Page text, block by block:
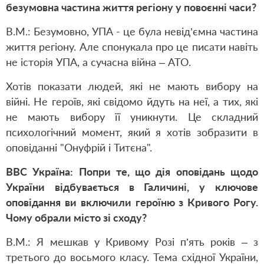
безумовна частина життя регіону у повоєнні часи?
В.М.: Безумовно, УПА - це була невід’ємна частина
життя регіону. Але спонукала про це писати навіть
не історія УПА, а сучасна війна – АТО.
Хотів показати людей, які не мають вибору на
війні. Не героїв, які свідомо йдуть на неї, а тих, які
не мають вибору її уникнути. Це складний
психологічний момент, який я хотів зобразити в
оповіданні "Онуфрій і Титєна".
ВВС Україна: Попри те, що дія оповідань щодо
України відбувається в Галичині, у ключове
оповідання ви включили героїню з Кривого Рогу.
Чому обрали місто зі сходу?
В.М.: Я мешкав у Кривому Розі п’ять років – з
третього до восьмого класу. Тема східної України,